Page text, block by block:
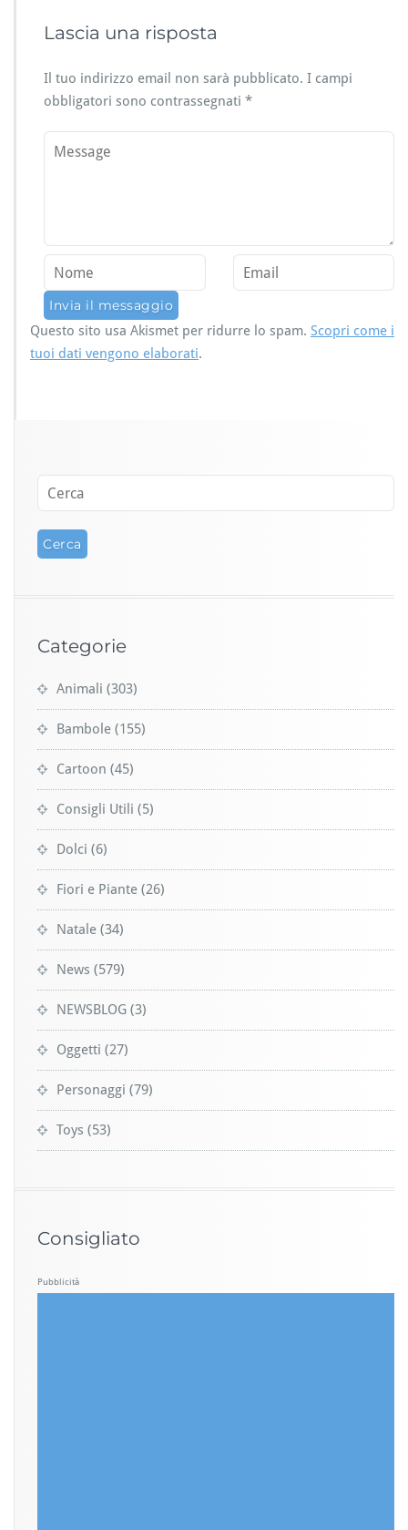
Lascia una risposta
Il tuo indirizzo email non sarà pubblicato. I campi
obbligatori sono contrassegnati *
Questo sito usa Akismet per ridurre lo spam. Scopri come i
tuoi dati vengono elaborati.
Categorie
Animali (303)
Bambole (155)
Cartoon (45)
Consigli Utili (5)
Dolci (6)
Fiori e Piante (26)
Natale (34)
News (579)
NEWSBLOG (3)
Oggetti (27)
Personaggi (79)
Toys (53)
Consigliato
Pubblicità